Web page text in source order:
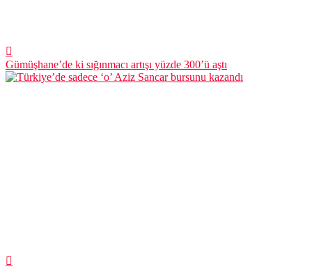
Gümüşhane’de ki sığınmacı artışı yüzde 300’ü aştı